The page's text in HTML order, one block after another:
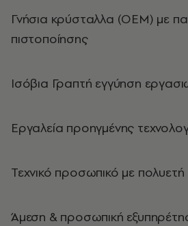
Γνήσια κρύσταλλα (ΟΕΜ) με
πιστοποίησης
Ισόβια Γραπτή εγγύηση
Εργαλεία προηγμένης
Τεχνικό προσωπικό με πολυετή
Άμεση & προσωπική